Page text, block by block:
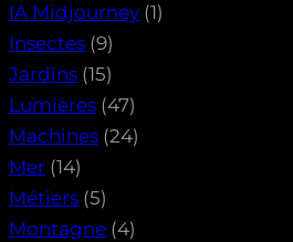
IA Midjourney (1)
Insectes (9)
Jardins (15)
Lumières (47)
Machines (24)
Mer (14)
Métiers (5)
Montagne (4)